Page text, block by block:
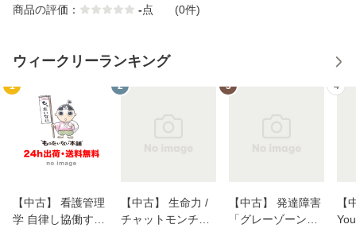
商品の評価： -点 (0件)
ウィークリーランキング
1
【中古】 看護管理
学 自律し協働する
2
【中古】 生命力 /
チャットモンチー /
3
【中古】 発達障害
「グレーゾーン」
4
【